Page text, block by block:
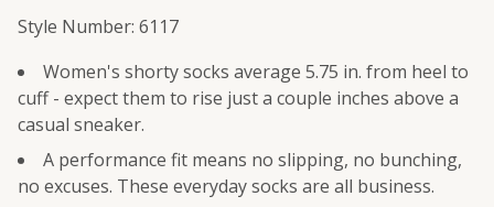
Style Number: 6117
Women's shorty socks average 5.75 in. from heel to
cuff - expect them to rise just a couple inches above a
casual sneaker.
A performance fit means no slipping, no bunching,
no excuses. These everyday socks are all business.